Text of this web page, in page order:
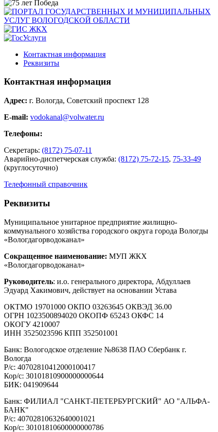
Контактная информация
Реквизиты
Контактная информация
Адрес: г. Вологда, Советский проспект 128
E-mail: vodokanal@volwater.ru
Телефоны:
Секретарь: (8172) 75-07-11
Аварийно-диспетчерская служба: (8172) 75-72-15, 75-33-49
(круглосуточно)
Телефонный справочник
Реквизиты
Муниципальное унитарное предприятие жилищно-
коммунального хозяйства городского округа города Вологды
«Вологдагорводоканал»
Сокращенное наименование: МУП ЖКХ
«Вологдагорводоканал»
Руководитель: и.о. генерального директора, Абдуллаев
Эдуард Хакимович, действует на основании Устава
ОКТМО 19701000 ОКПО 03263645 ОКВЭД 36.00
ОГРН 1023500894020 ОКОПФ 65243 ОКФС 14
ОКОГУ 4210007
ИНН 3525023596 КПП 352501001
Банк: Вологодское отделение №8638 ПАО Сбербанк г.
Вологда
Р/с: 40702810412000100417
Кор/с: 30101810900000000644
БИК: 041909644
Банк: ФИЛИАЛ "САНКТ-ПЕТЕРБУРГСКИЙ" АО "АЛЬФА-
БАНК"
Р/с: 40702810632640001021
Кор/с: 30101810600000000786